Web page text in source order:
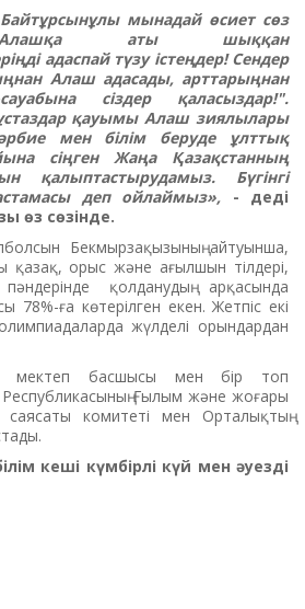
мынадай өсиет сөз
аты шыққан
адаспай түзу істеңдер! Сендер
Алаш адасады, арттарыңнан
сіздер қаласыздар!".
қауымы Алаш зиялылары
мен білім беруде ұлттық
сіңген Жаңа Қазақстанның
қалыптастырудамыз. Бүгінгі
деп ойлаймыз», - деді
өз сөзінде.
Бекмырзақызының айтуынша,
қазақ, орыс және ағылшын тілдері,
қолданудың арқасында
78%-ға көтерілген екен. Жетпіс екі
жүлделі орындардан
мектеп басшысы мен бір топ
Республикасының Ғылым және жоғары
саясаты комитеті мен Орталықтың
кеші күмбірлі күй мен әуезді